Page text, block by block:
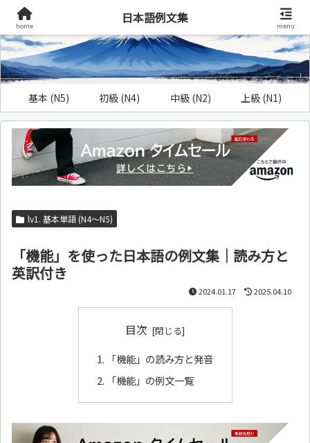
基本 (N5) 初級 (N4) 中級 (N2) 上級 (N1)
lv1. 基本単語 (N4～N5)
「機能」を使った日本語の例文集｜読み方と
英訳付き
2024.01.17 2025.04.10
目次
「機能」の読み方と発音
「機能」の例文一覧
home
日本語例文集
menu